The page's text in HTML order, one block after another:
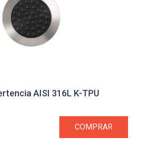
AISI 316L K-TPU
COMPRAR